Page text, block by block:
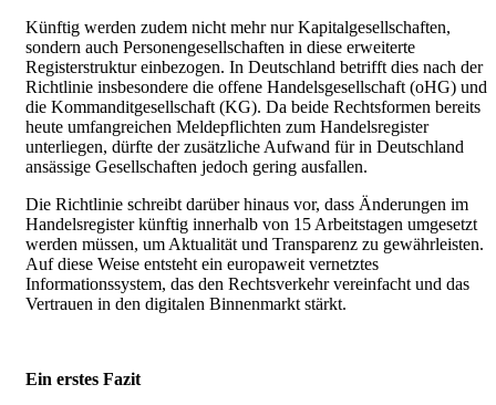
Künftig werden zudem nicht mehr nur Kapitalgesellschaften,
sondern auch Personengesellschaften in diese erweiterte
Registerstruktur einbezogen. In Deutschland betrifft dies nach der
Richtlinie insbesondere die offene Handelsgesellschaft (oHG) und
die Kommanditgesellschaft (KG). Da beide Rechtsformen bereits
heute umfangreichen Meldepflichten zum Handelsregister
unterliegen, dürfte der zusätzliche Aufwand für in Deutschland
ansässige Gesellschaften jedoch gering ausfallen.
Die Richtlinie schreibt darüber hinaus vor, dass Änderungen im
Handelsregister künftig innerhalb von 15 Arbeitstagen umgesetzt
werden müssen, um Aktualität und Transparenz zu gewährleisten.
Auf diese Weise entsteht ein europaweit vernetztes
Informationssystem, das den Rechtsverkehr vereinfacht und das
Vertrauen in den digitalen Binnenmarkt stärkt.
Ein erstes Fazit